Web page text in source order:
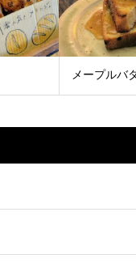
メープルバ